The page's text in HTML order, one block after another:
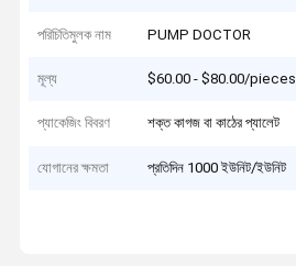
পরিচিতিমুলক নাম PUMP DOCTOR
মূল্য $60.00 - $80.00/pieces
প্যাকেজিং বিবরণ শক্ত কাগজ বা কাঠের প্যালেট
যোগানের ক্ষমতা প্রতিদিন 1000 ইউনিট/ইউনিট